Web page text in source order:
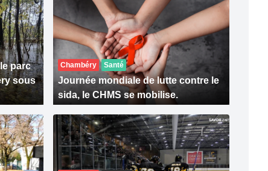
parc
sous
Chambéry Santé
Journée mondiale de lutte contre le
sida, le CHMS se mobilise.